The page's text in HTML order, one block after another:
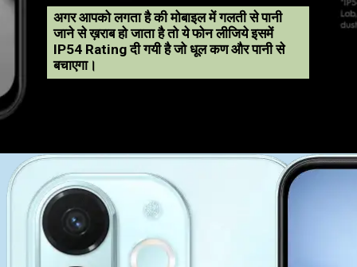
अगर आपको लगता है की मोबाइल में गलती से पानी
जाने से ख़राब हो जाता है तो ये फोन लीजिये इसमें
IP54 Rating दी गयी है जो धूल कण और पानी से
बचाएगा।